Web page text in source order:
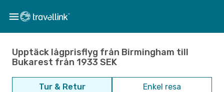
Upptäck lågprisflyg från Birmingham till
Bukarest från 1933 SEK
Tur & Retur Enkel resa